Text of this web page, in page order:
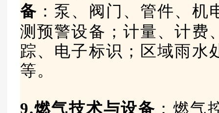
备 ：泵、阀门、管件、
测预警设备；计量、计费
踪、电子标识；区域雨水
等。
9.燃气技术与设备 ：燃气